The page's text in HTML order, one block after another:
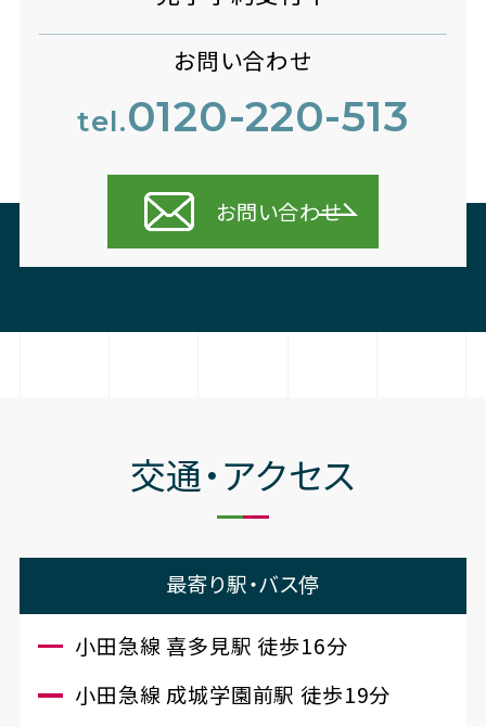
お問い合わせ
tel.0120-220-513
お問い合わせ
交通・アクセス
最寄り駅・バス停
小田急線 喜多見駅 徒歩16分
小田急線 成城学園前駅 徒歩19分